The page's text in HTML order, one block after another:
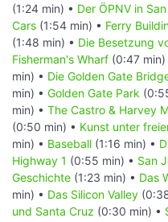
(1:24 min) • Der ÖPNV in
Cars (1:54 min) • Ferry
(1:48 min) • Die Besetzung
Fisherman's Wharf (0:47 min)
min) • Die Golden Gate
min) • Golden Gate Park
min) • The Castro & Harvey
(0:50 min) • Kunst unter
min) • Baseball (1:16 min) •
Highway 1 (0:55 min) • San
Geschichte (1:23 min) • Das
min) • Das Silicon Valley
und Santa Cruz (0:30 min) •